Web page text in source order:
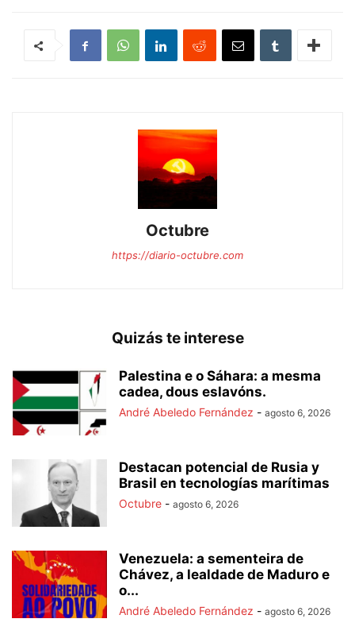
Octubre
https://diario-octubre.com
Quizás te interese
Palestina e o Sáhara: a mesma
cadea, dous eslavóns.
André Abeledo Fernández - agosto 6, 2026
Destacan potencial de Rusia y
Brasil en tecnologías marítimas
Octubre - agosto 6, 2026
Venezuela: a sementeira de
Chávez, a lealdade de Maduro e
o...
André Abeledo Fernández - agosto 6, 2026